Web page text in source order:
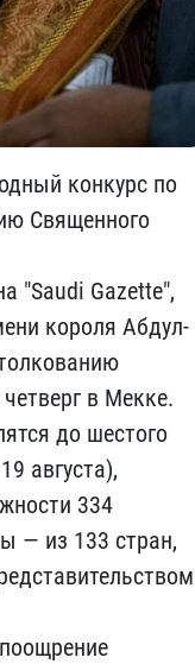
конкурс по
Священного
"Saudi Gazette",
короля Абдул-
в Мекке.
до шестого
августа),
334
— из 133 стран,